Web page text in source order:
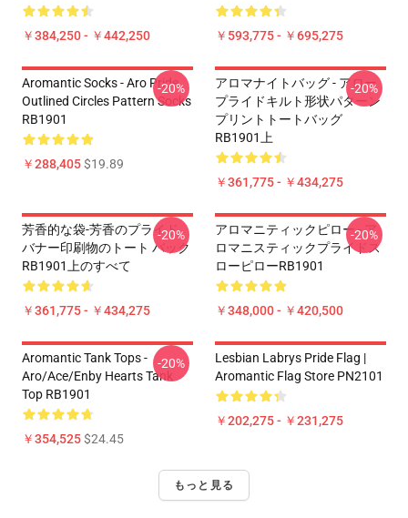
￥384,250 - ￥442,250 ￥593,775 - ￥695,275
Aromantic Socks - Aro Pride
Outlined Circles Pattern Socks
RB1901
￥288,405$19.89
-20%
アロマナイトバッグ - アロー
プライドキルト形状パターン
プリントトートバッグ
RB1901上
￥361,775 - ￥434,275
-20%
芳香的な袋-芳香のプライド
バナー印刷物のトート バック
RB1901上のすべて
￥361,775 - ￥434,275
-20%
アロマニティックピロー - ア
ロマニスティックプライドス
ローピローRB1901
￥348,000 - ￥420,500
-20%
Aromantic Tank Tops -
Aro/ace/enby Hearts Tank
Top RB1901
￥354,525$24.45
-20%
Lesbian Labrys Pride Flag |
Aromantic Flag Store PN2101
￥202,275 - ￥231,275
もっと見る